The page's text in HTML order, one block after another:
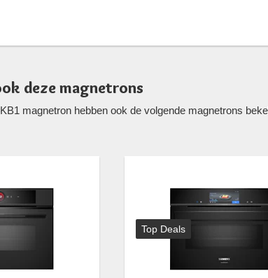
deze magnetrons
magnetron hebben ook de volgende magnetrons
Top Deals